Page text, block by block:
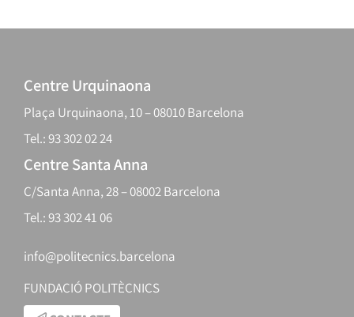
Centre Urquinaona
Plaça Urquinaona, 10 – 08010 Barcelona
Tel.: 93 302 02 24
Centre Santa Anna
C/Santa Anna, 28 – 08002 Barcelona
Tel.: 93 302 41 06
info@politecnics.barcelona
FUNDACIÓ POLITÈCNICS